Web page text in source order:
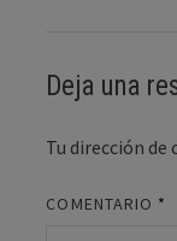
Deja una
Tu dirección
COMENTARIO *